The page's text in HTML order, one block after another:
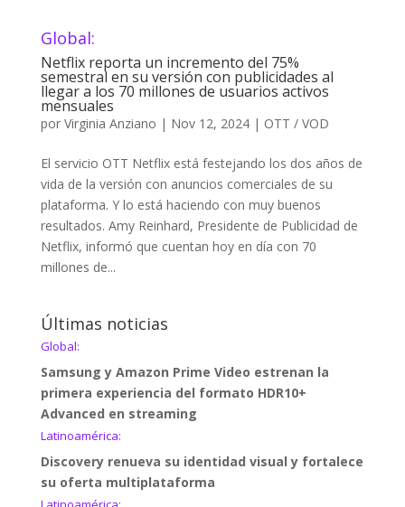
Global:
Netflix reporta un incremento del 75%
semestral en su versión con publicidades al
llegar a los 70 millones de usuarios activos
mensuales
por Virginia Anziano | Nov 12, 2024| OTT / VOD
El servicio OTT Netflix está festejando los dos años de
vida de la versión con anuncios comerciales de su
plataforma. Y lo está haciendo con muy buenos
resultados. Amy Reinhard, Presidente de Publicidad de
Netflix, informó que cuentan hoy en día con 70
millones de...
Últimas noticias
Global:
Samsung y Amazon Prime Video estrenan la
primera experiencia del formato HDR10+
Advanced en streaming
Latinoamérica:
Discovery renueva su identidad visual y fortalece
su oferta multiplataforma